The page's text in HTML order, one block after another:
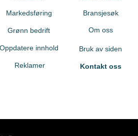
Markedsføring
Grønn bedrift
Oppdatere innhold
Reklamer
Bransjesøk
Om oss
Bruk av siden
Kontakt oss